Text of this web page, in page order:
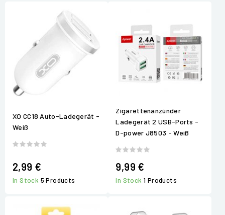
XO CC18 Auto-Ladegerät -
Weiß
2,99 €
In Stock 5 Products
Zigarettenanzünder
Ladegerät 2 USB-Ports -
D-power J8503 - Weiß
9,99 €
In Stock1 Products